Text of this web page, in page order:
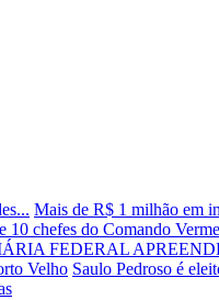
Mais de R$ 1 milhão em
10 chefes do Comando
FEDERAL
Velho Saulo Pedroso é